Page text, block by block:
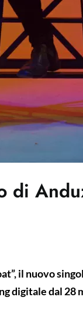
di
il nuovo
digitale dal 28